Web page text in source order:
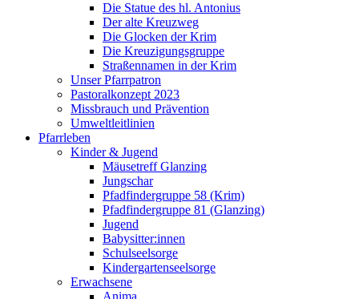
Die Statue des hl. Antonius
Der alte Kreuzweg
Die Glocken der Krim
Die Kreuzigungsgruppe
Straßennamen in der Krim
Unser Pfarrpatron
Pastoralkonzept 2023
Missbrauch und Prävention
Umweltleitlinien
Pfarrleben
Kinder & Jugend
Mäusetreff Glanzing
Jungschar
Pfadfindergruppe 58 (Krim)
Pfadfindergruppe 81 (Glanzing)
Jugend
Babysitter:innen
Schulseelsorge
Kindergartenseelsorge
Erwachsene
Anima